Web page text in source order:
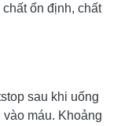
ổn định, chất
sau khi uống
máu. Khoảng